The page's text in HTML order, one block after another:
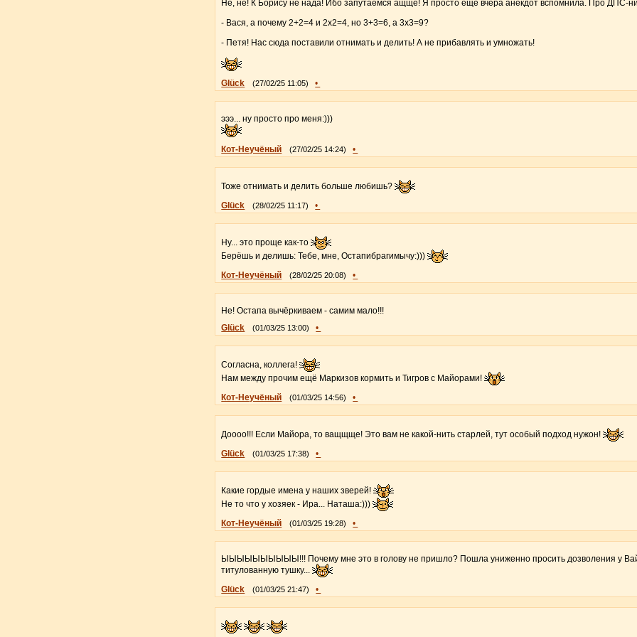
Не, не! К Борису не нада! Ибо запутаемся ащще! Я просто ещё вчера анекдот вспомнила. Про ДПС-
- Вася, а почему 2+2=4 и 2х2=4, но 3+3=6, а 3х3=9?
- Петя! Нас сюда поставили отнимать и делить! А не прибавлять и умножать!
Glück (27/02/25 11:05) •
эээ... ну просто про меня:)))
Кот-Неучёный (27/02/25 14:24) •
Тоже отнимать и делить больше любишь?
Glück
(28/02/25 11:17) •
Ну... это проще как-то
Берёшь и делишь: Тебе, мне, Остапибрагимычу:)))
Кот-Неучёный
(28/02/25 20:08) •
Не! Остапа вычёркиваем - самим мало!!!
Glück
(01/03/25 13:00) •
Согласна, коллега!
Нам между прочим ещё Маркизов кормить и Тигров с Майорами!
Кот-Неучёный
(01/03/25 14:56) •
Доооо!!! Если Майора, то ващщще! Это вам не какой-нить старлей, тут особый подход нужон!
Glück
(01/03/25 17:38) •
Какие гордые имена у наших зверей!
Не то что у хозяек - Ира... Наташа:)))
Кот-Неучёный
(01/03/25 19:28) •
ЫЫЫЫЫЫЫЫЫЫ!!! Почему мне это в голову не пришло? Пошла униженно просить дозволения у
титулованную тушку...
Glück
(01/03/25 21:47) •